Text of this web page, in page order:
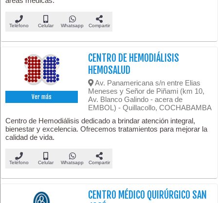
Teléfono Celular Whatsapp Compartir
Ver más
CENTRO DE HEMODIÁLISIS
HEMOSALUD
Av. Panamericana s/n entre Elias
Meneses y Señor de Piñami (km 10,
Av. Blanco Galindo - acera de
EMBOL) - Quillacollo, COCHABAMBA
Centro de Hemodiálisis dedicado a brindar atención integral,
bienestar y excelencia. Ofrecemos tratamientos para mejorar la
calidad de vida.
Teléfono Celular Whatsapp Compartir
CENTRO MÉDICO QUIRÚRGICO SAN